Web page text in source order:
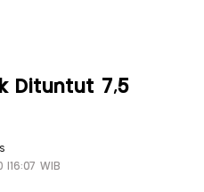
Dituntut 7,5
WIB